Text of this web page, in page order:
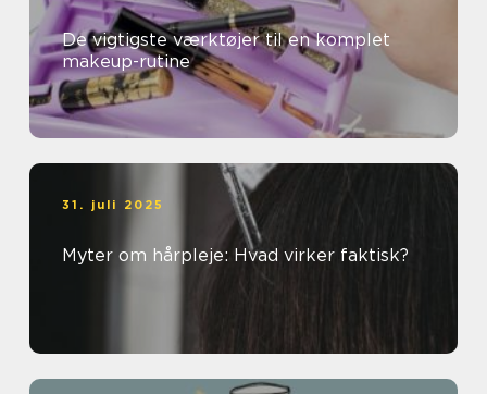
De vigtigste værktøjer til en komplet
makeup-rutine
31. juli 2025
Myter om hårpleje: Hvad virker faktisk?